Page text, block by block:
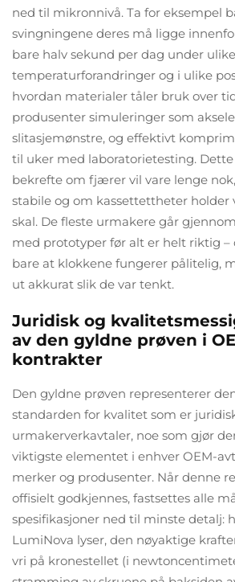
ned til mikronnivå. Ta for eksempel
svingningene deres må ligge
bare halv sekund per dag under ulike
temperaturforandringer og i ulike
hvordan materialer tåler bruk over
produsenter simuleringer som
slitasjemønstre, og effektivt
til uker med laboratorietesting.
bekrefte om fjærer vil vare lenge
stabile og om kassettettheter holder
skal. De fleste urmakere går
med prototyper før alt er helt riktig –
bare at klokkene fungerer pålitelig,
ut akkurat slik de var tenkt.
Juridisk og
av den gyldne prøven i
kontrakter
Den gyldne prøven representerer
standarden for kvalitet som er
urmakerverkavtaler, noe som gjør
viktigste elementet i enhver OEM-
merker og produsenter. Når denne
offisielt godkjennes, fastsettes alle
spesifikasjoner ned til minste detalj:
LumiNova lyser, den nøyaktige
vri på kronestellet (i